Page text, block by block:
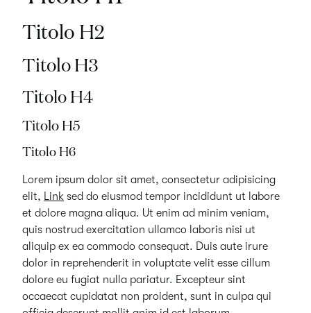
In consequat ullamco sunt
Officia aliqua officia nulla
Culpa ipsum eiusmod officia
Id tempor quis culpa
In consequat ullamco sunt
Officia aliqua officia nulla
Titolo H2
Titolo H3
Titolo H4
Titolo H5
Titolo H6
Lorem ipsum dolor sit amet, consectetur adipisicing
elit, Link sed do eiusmod tempor incididunt ut labore
et dolore magna aliqua. Ut enim ad minim veniam,
quis nostrud exercitation ullamco laboris nisi ut
aliquip ex ea commodo consequat. Duis aute irure
dolor in reprehenderit in voluptate velit esse cillum
dolore eu fugiat nulla pariatur. Excepteur sint
occaecat cupidatat non proident, sunt in culpa qui